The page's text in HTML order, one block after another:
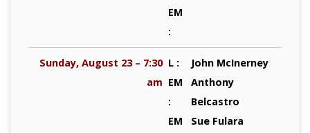
EM
:
Sunday, August 23 – 7:30
am
L :
EM
:
EM
John McInerney
Anthony
Belcastro
Sue Fulara